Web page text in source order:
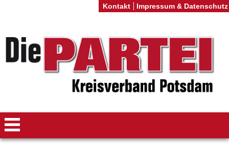
Kontakt Impressum & Datenschutz